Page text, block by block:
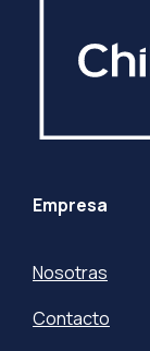
Empresa
Nosotras
Contacto